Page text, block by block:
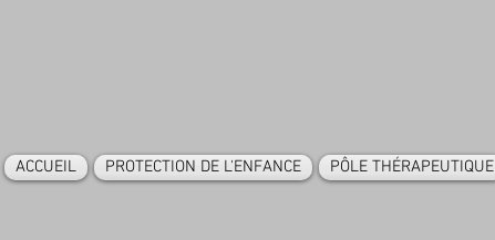
ACCUEIL PROTECTION DE L'ENFANCE PÔLE THÉRAPEUTIQUE